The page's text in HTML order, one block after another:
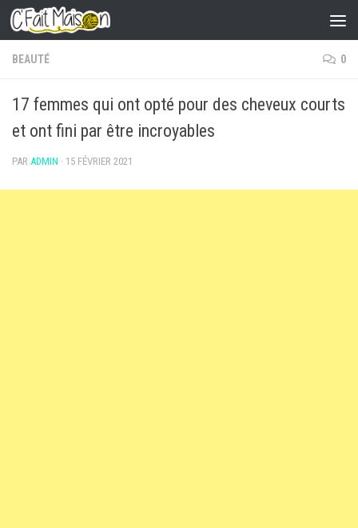
Skip to content
BEAUTÉ 0
17 femmes qui ont opté pour des cheveux courts
et ont fini par être incroyables
PAR ADMIN · 15 FÉVRIER 2021